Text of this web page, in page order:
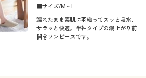
■サイズ/M～L
濡れたまま素肌に羽織ってスッと吸水、
サラッと快適。半袖タイプの湯上がり前
開きワンピースです。